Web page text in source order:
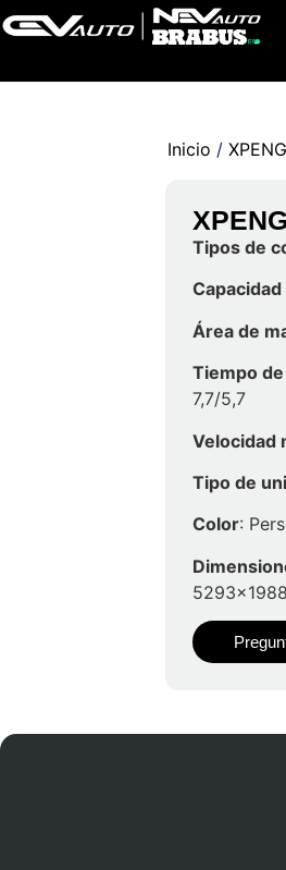
Inicio /XPENG
Tipos de
Área de
Tiempo
7,7/5,7
Velocidad
Tipo de
Color: